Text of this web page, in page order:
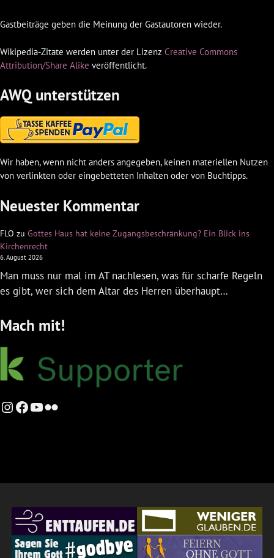
Gastbeiträge geben die Meinung der Gastautoren wieder.
Wikipedia-Zitate werden unter der Lizenz Creative Commons
Attribution/Share Alike veröffentlicht.
AWQ unterstützen
Wir haben, wenn nicht anders angegeben, keinen materiellen Nutzen
von verlinkten oder eingebetteten Inhalten oder von Buchtipps.
Neuester Kommentar
FLO zu Gottes Haus hat keine Zugangsbeschränkung? Ein Blick ins
Kirchenrecht
6. August 2026
Man muss nur mal im AT nachlesen, was für scharfe Regeln
es gibt, wer sich dem Altar des Herren überhaupt…
Mach mit!
Instagram
Facebook
YouTube
Flickr